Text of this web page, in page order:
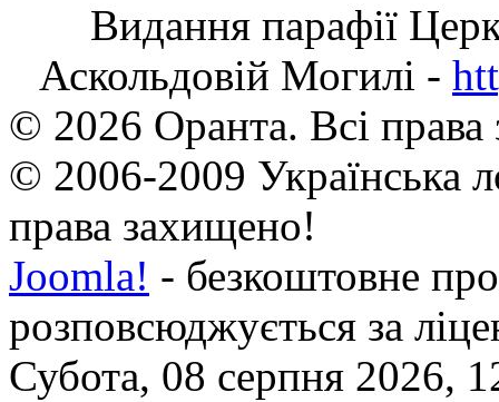
Видання парафії
Аскольдовій Могилі -
© 2026 Оранта. Всі
© 2006-2009 Українська
права захищено!
Joomla! - безкоштовне
розповсюджується за
Субота, 08 серпня 2026,